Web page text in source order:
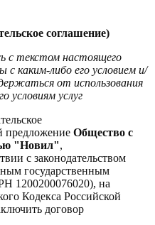
соглашение)
с текстом настоящего
с каким-либо его условием и/
от использования
условиям услуг
предложение Общество с
"Новил",
с законодательством
государственным
1200200076020), на
Кодекса Российской
договор